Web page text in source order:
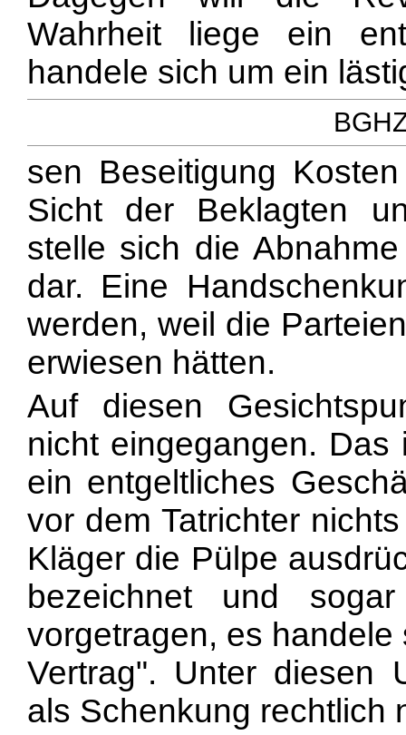
Wahrheit liege ein
handele sich um ein
sen Beseitigung
Sicht der Beklagten
stelle sich die
dar. Eine
werden, weil die
erwiesen hätten.
Auf diesen
nicht eingegangen.
ein entgeltliches
vor dem Tatrichter
Kläger die Pülpe
bezeichnet und
vorgetragen, es
Vertrag". Unter diesen
als Schenkung rechtlich